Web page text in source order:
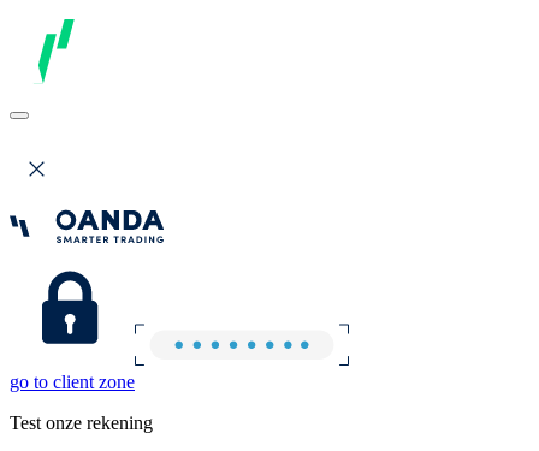
go to client zone
Test onze rekening